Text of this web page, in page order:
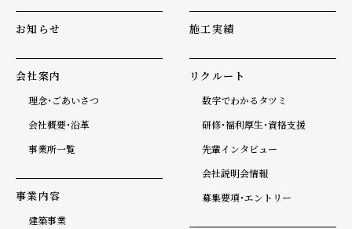
お知らせ
会社案内
理念・ごあいさつ
会社概要・沿革
事業所一覧
事業内容
建築事業
施工実績
リクルート
数字でわかるタツミ
研修・福利厚生・資格支援
先輩インタビュー
会社説明会情報
募集要項・エントリー